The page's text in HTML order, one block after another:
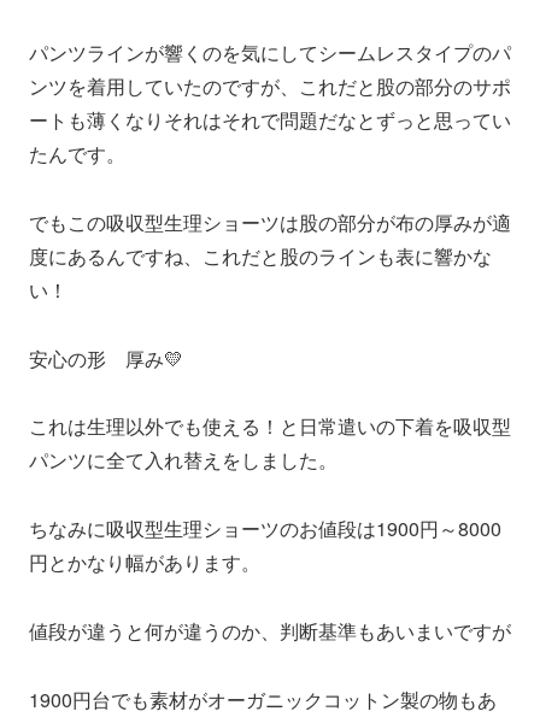
パンツラインが響くのを気にしてシームレスタイプのパ
ンツを着用していたのですが、これだと股の部分のサポ
ートも薄くなりそれはそれで問題だなとずっと思ってい
たんです。
でもこの吸収型生理ショーツは股の部分が布の厚みが適
度にあるんですね、これだと股のラインも表に響かな
い！
安心の形 厚み💛
これは生理以外でも使える！と日常遣いの下着を吸収型
パンツに全て入れ替えをしました。
ちなみに吸収型生理ショーツのお値段は1900円～8000
円とかなり幅があります。
値段が違うと何が違うのか、判断基準もあいまいですが
1900円台でも素材がオーガニックコットン製の物もあ